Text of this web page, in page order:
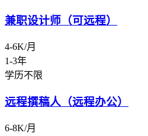
兼职设计师（可远程）
4-6K/月
1-3年
学历不限
远程撰稿人（远程办公）
6-8K/月